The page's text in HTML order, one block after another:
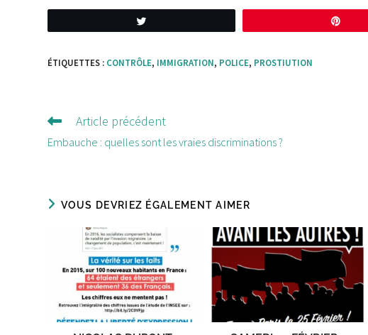
ÉTIQUETTES : CONTRÔLE, IMMIGRATION, POLICE, PROSTIUTION
Lire
d'autres
Article précédent
Embauche : quelles sont les vraies discriminations ?
VOUS DEVRIEZ ÉGALEMENT AIMER